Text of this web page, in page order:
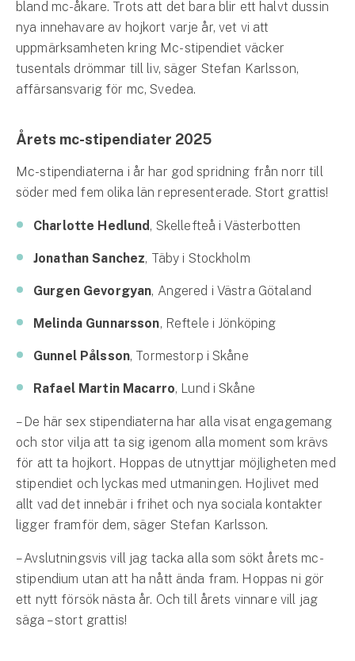
Hemförsäkring
Villaförsäkring
Hyresrättsförsäkring
Fritidshusförsäkring
Företag
Släpvagnsförsäkring
Drönarförsäkring
Gruppförsäkringar
Kommunolycksfall
Försäkring via förmedlare
Se alla försäkringar
bland mc-åkare. Trots att det bara blir ett halvt dussin
nya innehavare av hojkort varje år, vet vi att
uppmärksamheten kring Mc-stipendiet väcker
tusentals drömmar till liv, säger Stefan Karlsson,
affärsansvarig för mc, Svedea.
Årets mc-stipendiater 2025
Mc-stipendiaterna i år har god spridning från norr till
söder med fem olika län representerade. Stort grattis!
Charlotte Hedlund, Skellefteå i Västerbotten
Jonathan Sanchez, Täby i Stockholm
Gurgen Gevorgyan, Angered i Västra Götaland
Melinda Gunnarsson, Reftele i Jönköping
Gunnel Pålsson, Tormestorp i Skåne
Rafael Martin Macarro, Lund i Skåne
– De här sex stipendiaterna har alla visat engagemang
och stor vilja att ta sig igenom alla moment som krävs
för att ta hojkort. Hoppas de utnyttjar möjligheten med
stipendiet och lyckas med utmaningen. Hojlivet med
allt vad det innebär i frihet och nya sociala kontakter
ligger framför dem, säger Stefan Karlsson.
– Avslutningsvis vill jag tacka alla som sökt årets mc-
stipendium utan att ha nått ända fram. Hoppas ni gör
ett nytt försök nästa år. Och till årets vinnare vill jag
säga – stort grattis!